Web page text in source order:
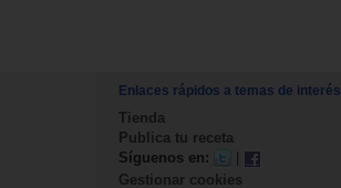
Enlaces rápidos a temas de interés
Tienda
Publica tu receta
Síguenos en:
Gestionar cookies